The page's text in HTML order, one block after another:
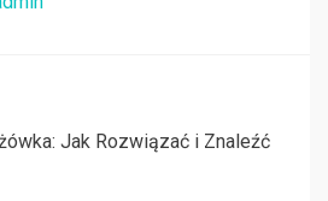
Jak Rozwiązać i Znaleźć